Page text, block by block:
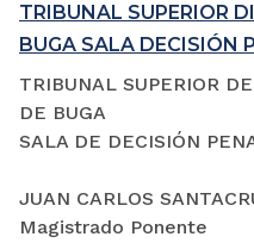
TRIBUNAL SUPERIOR
BUGA SALA DECISIÓN
TRIBUNAL SUPERIOR
DE BUGA
SALA DE DECISIÓN
JUAN CARLOS
Magistrado Ponente